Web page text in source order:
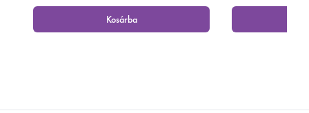
Kosárba
, Xyloba Junior Maxi fa zenélő golyópálya